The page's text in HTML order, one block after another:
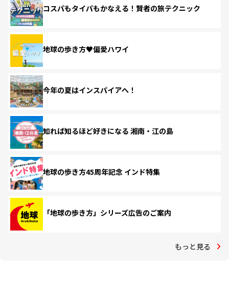
コスパもタイパもかなえる！賢者の旅テクニック
地球の歩き方♥偏愛ハワイ
今年の夏はインスパイアへ！
知れば知るほど好きになる 湘南・江の島
地球の歩き方45周年記念 インド特集
「地球の歩き方」シリーズ広告のご案内
もっと見る